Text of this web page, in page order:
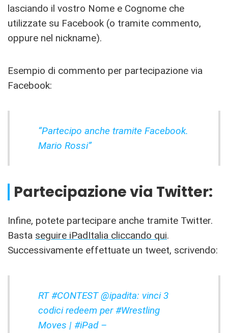
lasciando il vostro Nome e Cognome che
utilizzate su Facebook (o tramite commento,
oppure nel nickname).
Esempio di commento per partecipazione via
Facebook:
“Partecipo anche tramite Facebook.
Mario Rossi”
Partecipazione via Twitter:
Infine, potete partecipare anche tramite Twitter.
Basta seguire iPadItalia cliccando qui.
Successivamente effettuate un tweet, scrivendo:
RT #CONTEST @ipadita: vinci 3
codici redeem per#Wrestling
Moves | #iPad –